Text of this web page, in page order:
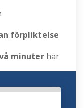
förpliktelse
minuter här